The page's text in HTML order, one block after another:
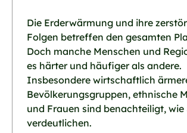
Die Erderwärmung und ihre
Folgen betreffen den gesamten
Doch manche Menschen und
es härter und häufiger als andere.
Insbesondere wirtschaftlich
Bevölkerungsgruppen, ethnische
und Frauen sind benachteiligt, wie
verdeutlichen.